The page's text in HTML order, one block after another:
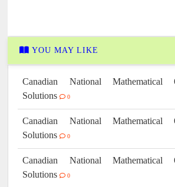
YOU MAY LIKE
Canadian National Mathematical
Solutions
0
Canadian National Mathematical
Solutions
0
Canadian National Mathematical
Solutions
0